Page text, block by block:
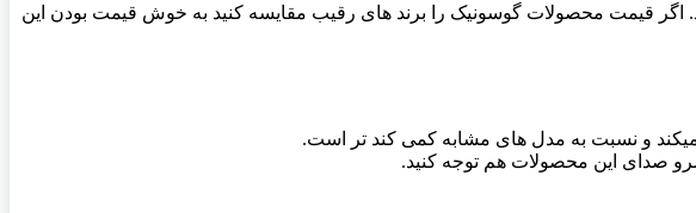
قیمت محصولات گوسونیک را برند های رقیب مقایسه کنید به خوش قیمت بودن این
و نسبت به مدل های مشابه کمی کند تر است.
صدای این محصولات هم توجه کنید.